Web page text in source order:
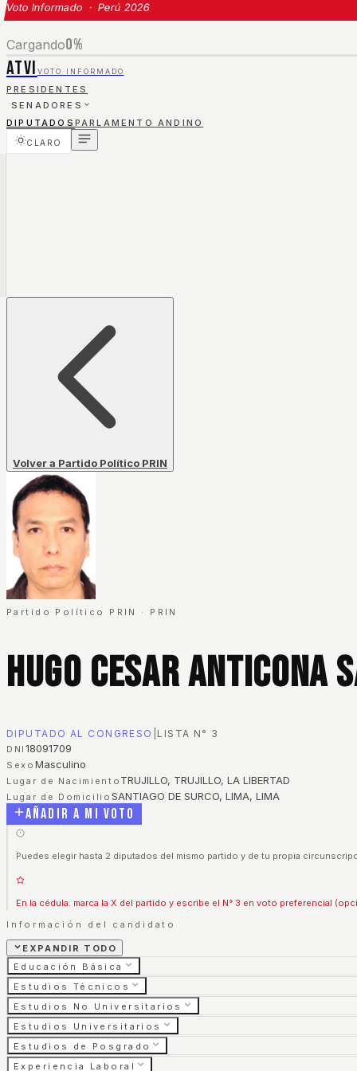
Voto Informado · Perú 2026
Cargando0%
ATVI VOTO INFORMADO
PRESIDENTES
SENADORES
DIPUTADOS PARLAMENTO ANDINO
CLARO
Volver a Partido Político PRIN
Partido Político PRIN · PRIN
Hugo Cesar Anticona
DIPUTADO AL CONGRESO LISTA N° 3
DNI 18091709
Sexo Masculino
Lugar de Nacimiento TRUJILLO, TRUJILLO, LA LIBERTAD
Lugar de Domicilio SANTIAGO DE SURCO, LIMA, LIMA
Añadir a mi voto
Puedes elegir hasta 2 diputados del mismo partido y de tu propia
En la cédula: marca la X del partido y escribe el N° 3 en voto preferencial
Información del candidato
EXPANDIR TODO
Educación Básica
Estudios Técnicos
Estudios No Universitarios
Estudios Universitarios
Estudios de Posgrado
Experiencia Laboral